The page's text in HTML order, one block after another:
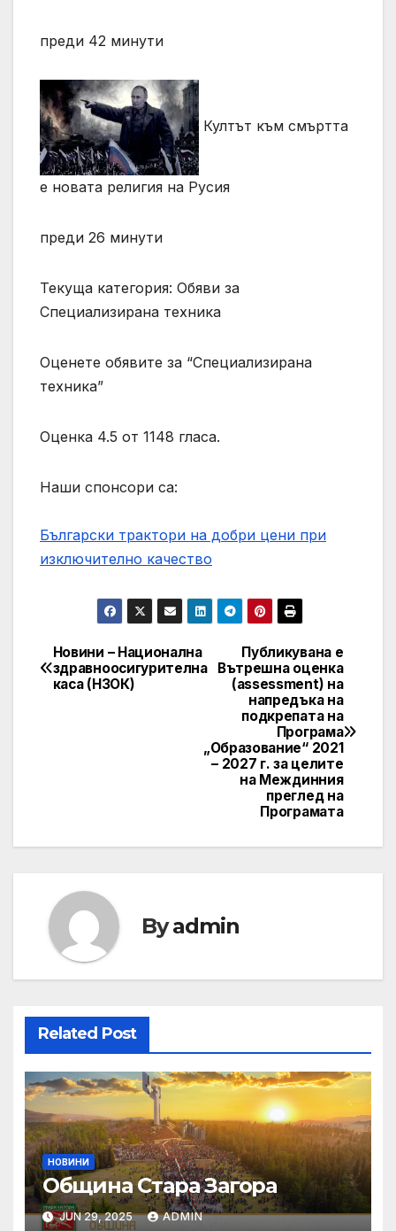
преди 42 минути
Култът към смъртта
е новата религия на Русия
преди 26 минути
Текуща категория: Обяви за
Специализирана техника
Оценете обявите за “Специализирана
техника”
Оценка 4.5 от 1148 гласа.
Наши спонсори са:
Български трактори на добри цени при
изключително качество
Post
navigation
Публикувана е
Вътрешна оценка
(assessment) на
напредъка на
подкрепата на
Програма
„Образование“ 2021
– 2027 г. за целите
на Междинния
преглед на
Програмата
Новини – Национална
здравноосигурителна
каса (НЗОК)
Byadmin
Related Post
НОВИНИ
Община Стара Загора
JUN 29, 2025 ADMIN